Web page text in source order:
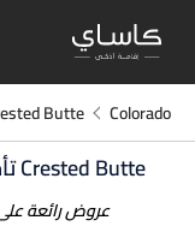
Colorado
Butte
Crested Butte تأجير شاليهات التزلج وبيوت العطلات
عروض رائعة